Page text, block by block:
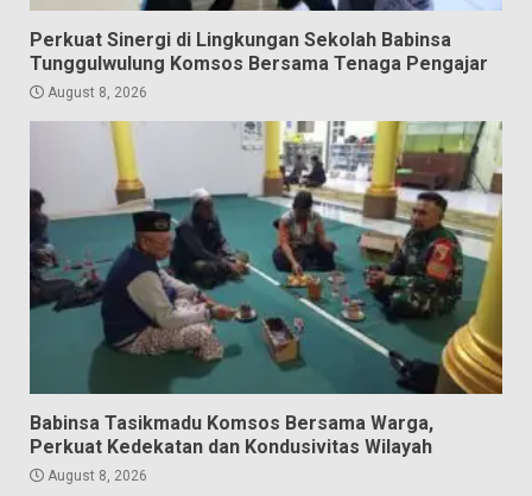
Perkuat Sinergi di Lingkungan Sekolah Babinsa
Tunggulwulung Komsos Bersama Tenaga Pengajar
August 8, 2026
Babinsa Tasikmadu Komsos Bersama Warga,
Perkuat Kedekatan dan Kondusivitas Wilayah
August 8, 2026